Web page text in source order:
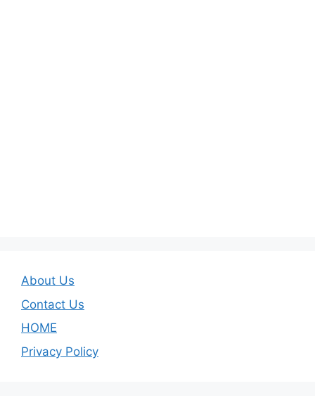
About Us
Contact Us
HOME
Privacy Policy